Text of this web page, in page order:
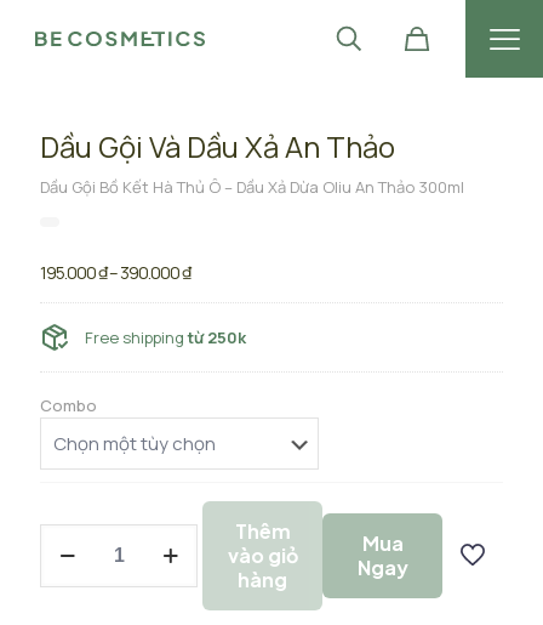
Dầu Gội Và Dầu Xả An Thảo
Dầu Gội Bồ Kết Hà Thủ Ô – Dầu Xả Dừa Oliu An Thảo 300ml
195.000₫–390.000₫Khoảng
từ
195.000 ₫
đến
390.000 ₫
Free shippingtừ 250k
Combo
Gội
Thêm
vào giỏ
hàng
Mua
Ngay